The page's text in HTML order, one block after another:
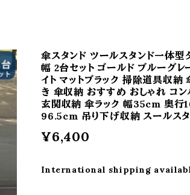
傘スタンド ツールスタンド一体
幅 2台セット ゴールド ブルーグレ
イト マットブラック 掃除道具収納
き 傘収納 おすすめ おしゃれ コン
玄関収納 傘ラック 幅35cm 奥行
96.5cm 吊り下げ収納 スールス
¥6,400
International shipping